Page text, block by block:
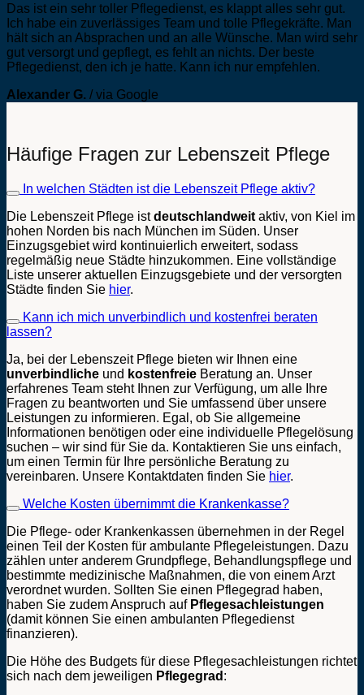
Das ist ein sehr toller Pflegedienst, es klappt alles sehr gut.
Ich habe ein zuverlässiges Team und tolle Pflegekräfte. Man
hält sich an Absprachen und an alle Wünsche. Man wird sehr
gut versorgt und gepflegt, es fehlt an nichts. Der beste
Pflegedienst, den ich je hatte. Kann ich nur empfehlen.
Alexander G. / via Google
Häufige Fragen zur Lebenszeit Pflege
In welchen Städten ist die Lebenszeit Pflege aktiv?
Die Lebenszeit Pflege istdeutschlandweit aktiv, von Kiel im
hohen Norden bis nach München im Süden. Unser
Einzugsgebiet wird kontinuierlich erweitert, sodass
regelmäßig neue Städte hinzukommen. Eine vollständige
Liste unserer aktuellen Einzugsgebiete und der versorgten
Städte finden Sie hier.
Kann ich mich unverbindlich und kostenfrei beraten
lassen?
Ja, bei der Lebenszeit Pflege bieten wir Ihnen eine
unverbindliche und kostenfreie Beratung an. Unser
erfahrenes Team steht Ihnen zur Verfügung, um alle Ihre
Fragen zu beantworten und Sie umfassend über unsere
Leistungen zu informieren. Egal, ob Sie allgemeine
Informationen benötigen oder eine individuelle Pflegelösung
suchen – wir sind für Sie da. Kontaktieren Sie uns einfach,
um einen Termin für Ihre persönliche Beratung zu
vereinbaren. Unsere Kontaktdaten finden Sie hier.
Welche Kosten übernimmt die Krankenkasse?
Die Pflege- oder Krankenkassen übernehmen in der Regel
einen Teil der Kosten für ambulante Pflegeleistungen. Dazu
zählen unter anderem Grundpflege, Behandlungspflege und
bestimmte medizinische Maßnahmen, die von einem Arzt
verordnet wurden. Sollten Sie einen Pflegegrad haben,
haben Sie zudem Anspruch auf Pflegesachleistungen
(damit können Sie einen ambulanten Pflegedienst
finanzieren).
Die Höhe des Budgets für diese Pflegesachleistungen richtet
sich nach dem jeweiligen Pflegegrad :